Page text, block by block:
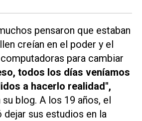
pensaron que estaban
creían en el poder y el
para cambiar
todos los días veníamos
a hacerlo realidad",
blog. A los 19 años, el
dejar sus estudios en la